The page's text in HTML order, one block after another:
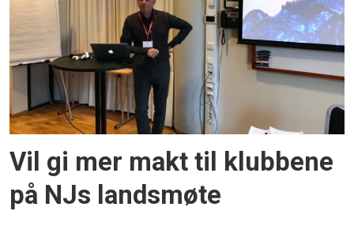
Vil gi mer makt til klubbene
på NJs landsmøte